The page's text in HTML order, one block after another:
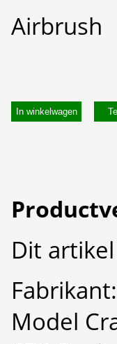
Airbrush
In winkelwagen
Dit
Fabrikant:
Model